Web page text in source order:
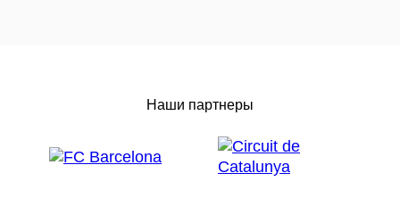
Наши партнеры